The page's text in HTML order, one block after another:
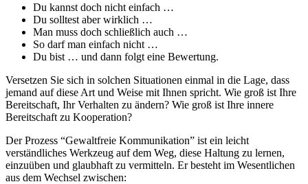
Du kannst doch nicht einfach …
Du solltest aber wirklich …
Man muss doch schließlich auch …
So darf man einfach nicht …
Du bist … und dann folgt eine Bewertung.
Versetzen Sie sich in solchen Situationen einmal in die Lage, dass
jemand auf diese Art und Weise mit Ihnen spricht. Wie groß ist Ihre
Bereitschaft, Ihr Verhalten zu ändern? Wie groß ist Ihre innere
Bereitschaft zu Kooperation?
Der Prozess “Gewaltfreie Kommunikation” ist ein leicht
verständliches Werkzeug auf dem Weg, diese Haltung zu lernen,
einzuüben und glaubhaft zu vermitteln. Er besteht im Wesentlichen
aus dem Wechsel zwischen: